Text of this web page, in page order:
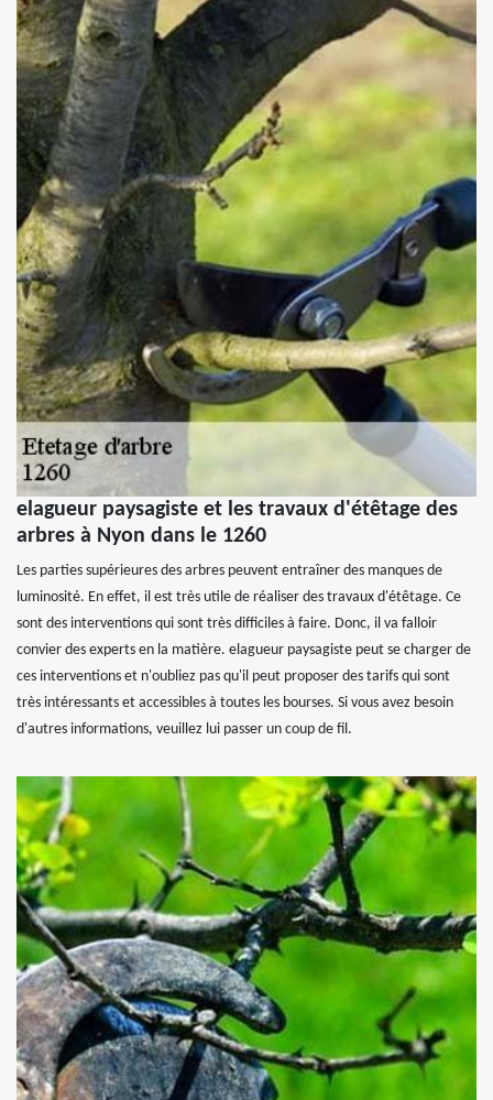
elagueur paysagiste et les travaux d'étêtage des
arbres à Nyon dans le 1260
Les parties supérieures des arbres peuvent entraîner des manques de
luminosité. En effet, il est très utile de réaliser des travaux d'étêtage. Ce
sont des interventions qui sont très difficiles à faire. Donc, il va falloir
convier des experts en la matière. elagueur paysagiste peut se charger de
ces interventions et n'oubliez pas qu'il peut proposer des tarifs qui sont
très intéressants et accessibles à toutes les bourses. Si vous avez besoin
d'autres informations, veuillez lui passer un coup de fil.